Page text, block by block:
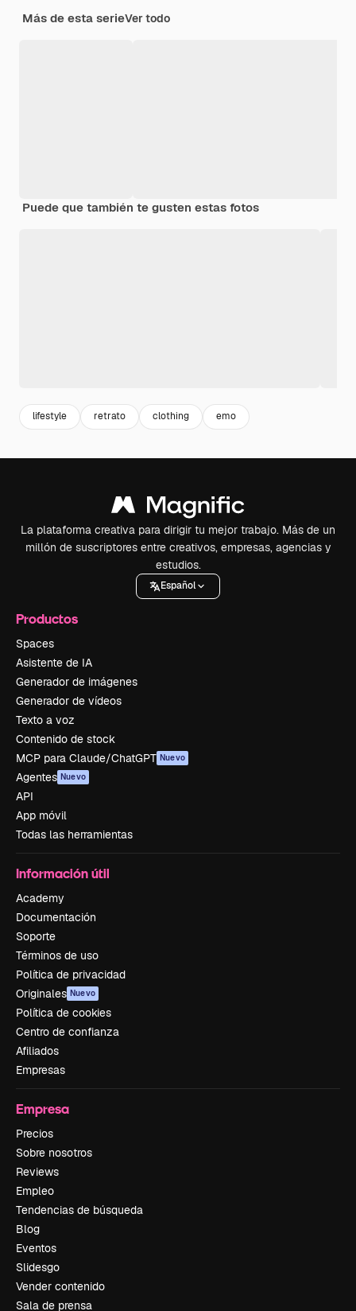
Más de esta serieVer todo
Puede que también te gusten estas fotos
lifestyle retrato clothing emo
La plataforma creativa para dirigir tu mejor trabajo. Más de un
millón de suscriptores entre creativos, empresas, agencias y
estudios.
Español
Productos
Spaces
Asistente de IA
Generador de imágenes
Generador de vídeos
Texto a voz
Contenido de stock
MCP para Claude/ChatGPT Nuevo
Agentes Nuevo
API
App móvil
Todas las herramientas
Información útil
Academy
Documentación
Soporte
Términos de uso
Política de privacidad
Originales Nuevo
Política de cookies
Centro de confianza
Afiliados
Empresas
Empresa
Precios
Sobre nosotros
Reviews
Empleo
Tendencias de búsqueda
Blog
Eventos
Slidesgo
Vender contenido
Sala de prensa